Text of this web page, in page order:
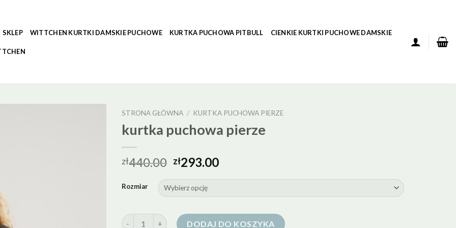
SKLEP WITTCHEN KURTKI DAMSKIE PUCHOWE KURTKA PUCHOWA PITBULL CIENKIE KURTKI PUCHOWE DAMSKIE
STRONA GŁÓWNA / KURTKA PUCHOWA PIERZE
kurtka puchowa pierze
zł440.00 zł293.00
Rozmiar
ilość kurtka puchowa pierzeDODAJ DO KOSZYKA